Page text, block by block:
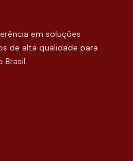
em soluções
de alta qualidade para
Brasil.